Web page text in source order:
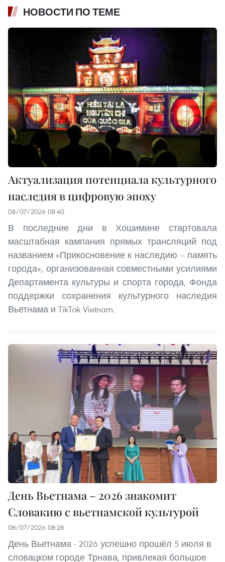
НОВОСТИ ПО ТЕМЕ
Актуализация потенциала культурного
наследия в цифровую эпоху
08/07/2026 08:40
В последние дни в Хошимине стартовала
масштабная кампания прямых трансляций под
названием «Прикосновение к наследию – память
города», организованная совместными усилиями
Департамента культуры и спорта города, Фонда
поддержки сохранения культурного наследия
Вьетнама и TikTok Vietnam.
День Вьетнама – 2026 знакомит
Словакию с вьетнамской культурой
08/07/2026 08:28
День Вьетнама - 2026 успешно прошёл 5 июля в
словацком городе Трнава, привлекая большое